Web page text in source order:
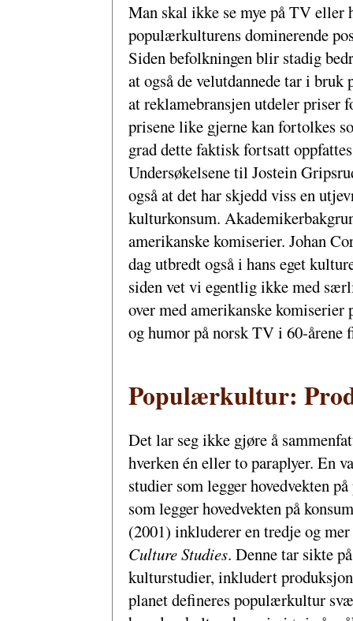
Man skal ikke se mye på TV eller
populærkulturens dominerende
Siden befolkningen blir stadig
at også de velutdannede tar i
at reklamebransjen utdeler priser
prisene like gjerne kan fortolkes
grad dette faktisk fortsatt
Undersøkelsene til Jostein
også at det har skjedd viss en
kulturkonsum.
amerikanske komiserier. Johan
dag utbredt også i hans eget
siden vet vi egentlig ikke med
over med amerikanske
og humor på norsk TV i 60-årene
Populærkultur:
Det lar seg ikke gjøre å
hverken én eller to paraplyer. En
studier som legger hovedvekten
som legger hovedvekten på
(2001) inkluderer en tredje og
Culture Studies. Denne tar sikte
kulturstudier, inkludert
planet defineres populærkultur